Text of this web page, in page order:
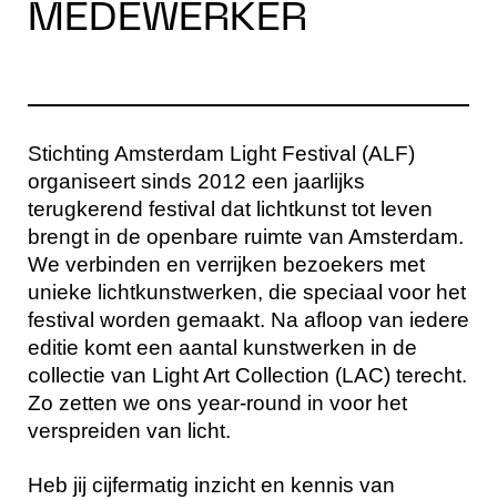
MEDEWERKER
Stichting Amsterdam Light Festival (ALF)
organiseert sinds 2012 een jaarlijks
terugkerend festival dat lichtkunst tot leven
brengt in de openbare ruimte van Amsterdam.
We verbinden en verrijken bezoekers met
unieke lichtkunstwerken, die speciaal voor het
festival worden gemaakt. Na afloop van iedere
editie komt een aantal kunstwerken in de
collectie van Light Art Collection (LAC) terecht.
Zo zetten we ons year-round in voor het
verspreiden van licht.
Heb jij cijfermatig inzicht en kennis van